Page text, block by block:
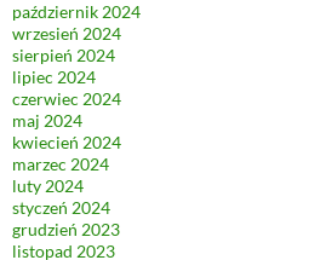
październik 2024
wrzesień 2024
sierpień 2024
lipiec 2024
czerwiec 2024
maj 2024
kwiecień 2024
marzec 2024
luty 2024
styczeń 2024
grudzień 2023
listopad 2023